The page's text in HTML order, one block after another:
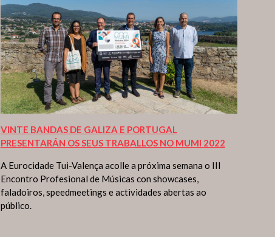
VINTE BANDAS DE GALIZA E PORTUGAL
PRESENTARÁN OS SEUS TRABALLOS NO MUMI 2022
A Eurocidade Tui-Valença acolle a próxima semana o III
Encontro Profesional de Músicas con showcases,
faladoiros, speedmeetings e actividades abertas ao
público.